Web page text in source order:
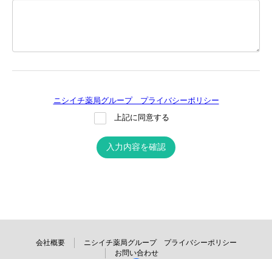
ニシイチ薬局グループ プライバシーポリシー
上記に同意する
入力内容を確認
会社概要
ニシイチ薬局グループ プライバシーポリシー
お問い合わせ